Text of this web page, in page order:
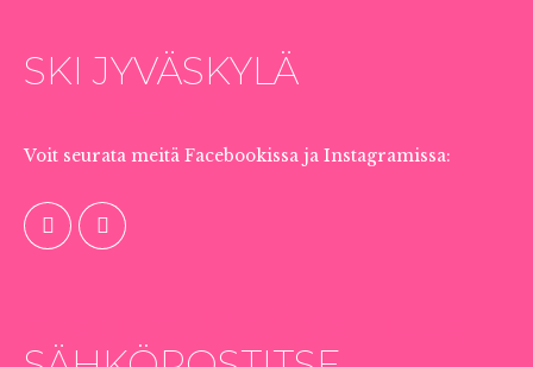
SKI JYVÄSKYLÄ
Voit seurata meitä Facebookissa ja Instagramissa: